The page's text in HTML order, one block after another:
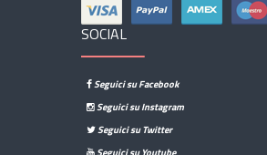
SOCIAL
Seguici su Facebook
Seguici su Instagram
Seguici su Twitter